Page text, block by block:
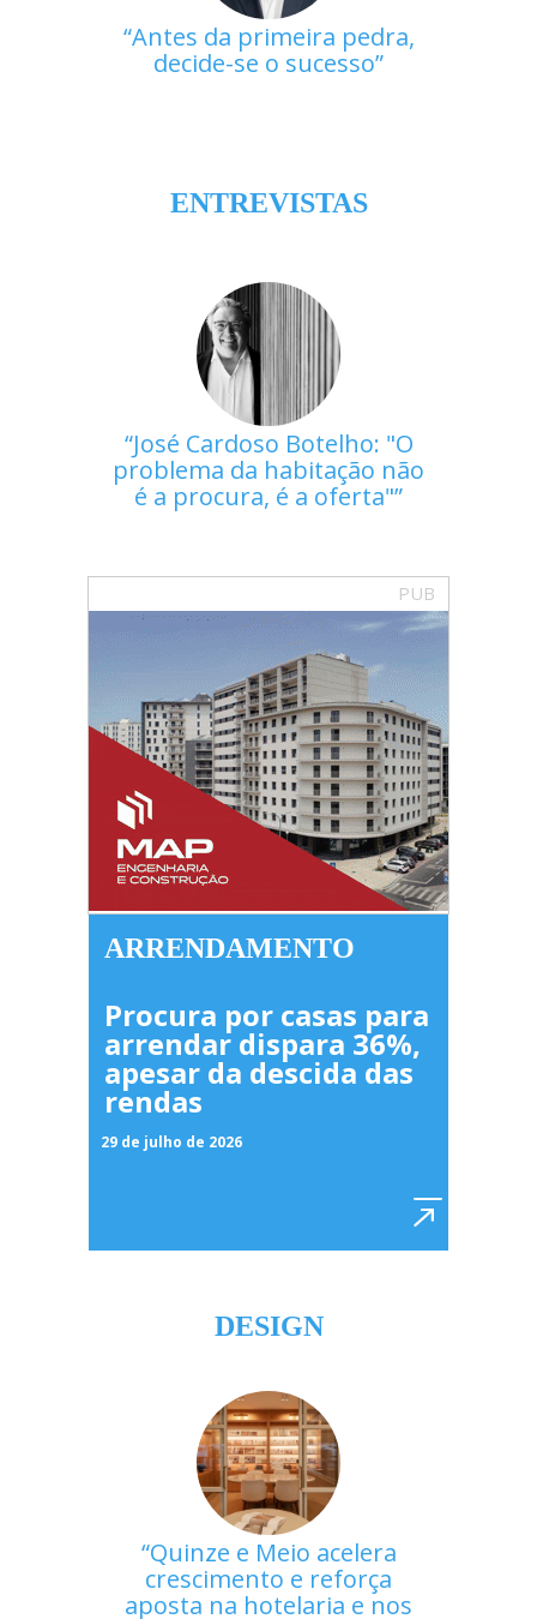
Antes da primeira pedra,
decide-se o sucesso
ENTREVISTAS
José Cardoso Botelho: "O
problema da habitação não
é a procura, é a oferta"
PUB
ARRENDAMENTO
Procura por casas para
arrendar dispara 36%,
apesar da descida das
rendas
29 de julho de 2026
DESIGN
Quinze e Meio acelera
crescimento e reforça
aposta na hotelaria e nos